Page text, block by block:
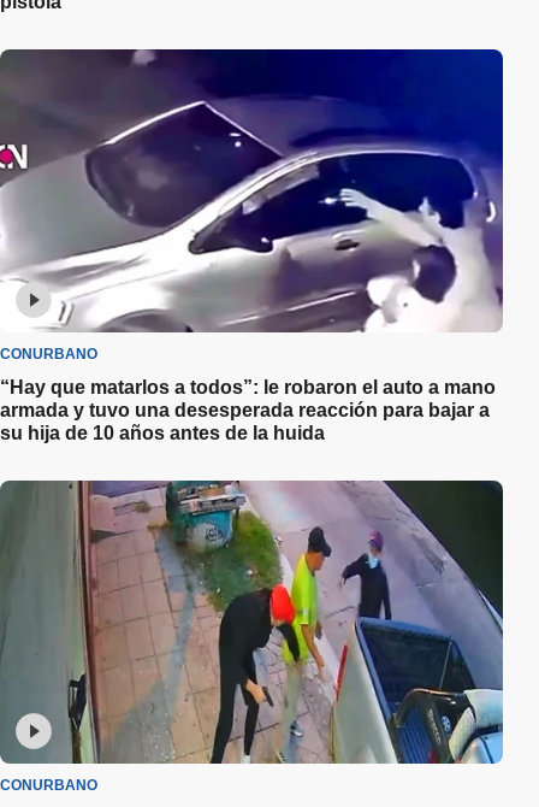
CONURBANO
“Hay que matarlos a todos”: le robaron el auto a mano
armada y tuvo una desesperada reacción para bajar a
su hija de 10 años antes de la huida
CONURBANO